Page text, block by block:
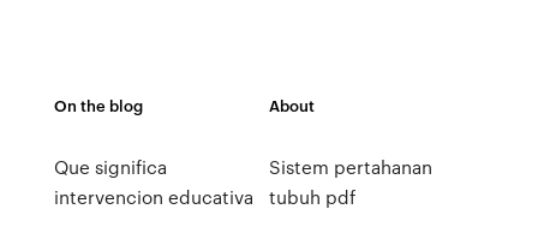
On the blog
Que significa
intervencion educativa
About
Sistem pertahanan
tubuh pdf